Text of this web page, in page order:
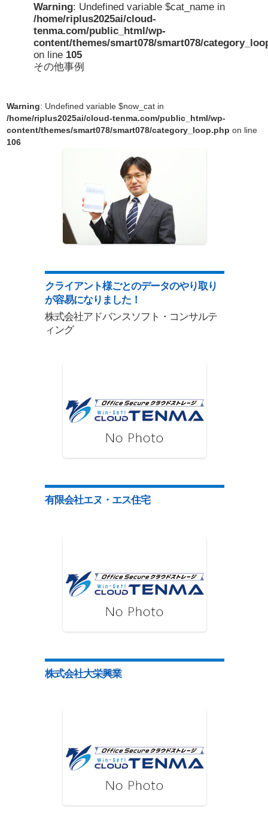
Warning: Undefined variable $cat_name in
/home/riplus2025ai/cloud-
tenma.com/public_html/wp-
content/themes/smart078/smart078/
on line 105
その他事例
Warning: Undefined variable $now_cat in
/home/riplus2025ai/cloud-tenma.com/public_html/wp-
content/themes/smart078/smart078/category_loop.php on line
106
クライアント様ごとのデータのやり取り
が容易になりました！
株式会社アドバンスソフト・コンサルテ
ィング
有限会社エヌ・エス住宅
株式会社大栄興業